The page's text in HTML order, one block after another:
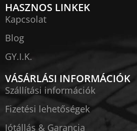
HASZNOS LINKEK
Kapcsolat
Blog
GY.I.K.
VÁSÁRLÁSI INFORMÁCIÓK
Szállítási információk
Fizetési lehetőségek
Jótállás & Garancia